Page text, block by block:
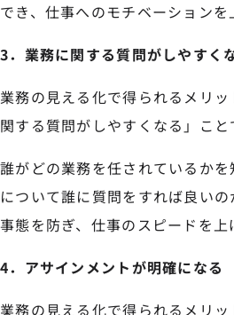
でき、仕事へのモチベーションを
3．業務に関する質問がしやすく
業務の見える化で得られるメリ
関する質問がしやすくなる」こと
誰がどの業務を任されているか
について誰に質問をすれば良い
事態を防ぎ、仕事のスピードを上
4．アサインメントが明確になる
業務の見える化で得られるメリ